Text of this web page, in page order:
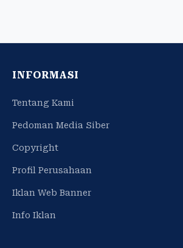
INFORMASI
Tentang Kami
Pedoman Media Siber
Copyright
Profil Perusahaan
Iklan Web Banner
Info Iklan